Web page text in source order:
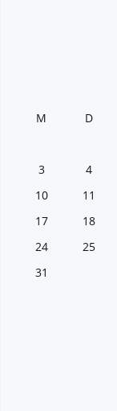
M
D
3 4
10
11
17
18
24
25
31